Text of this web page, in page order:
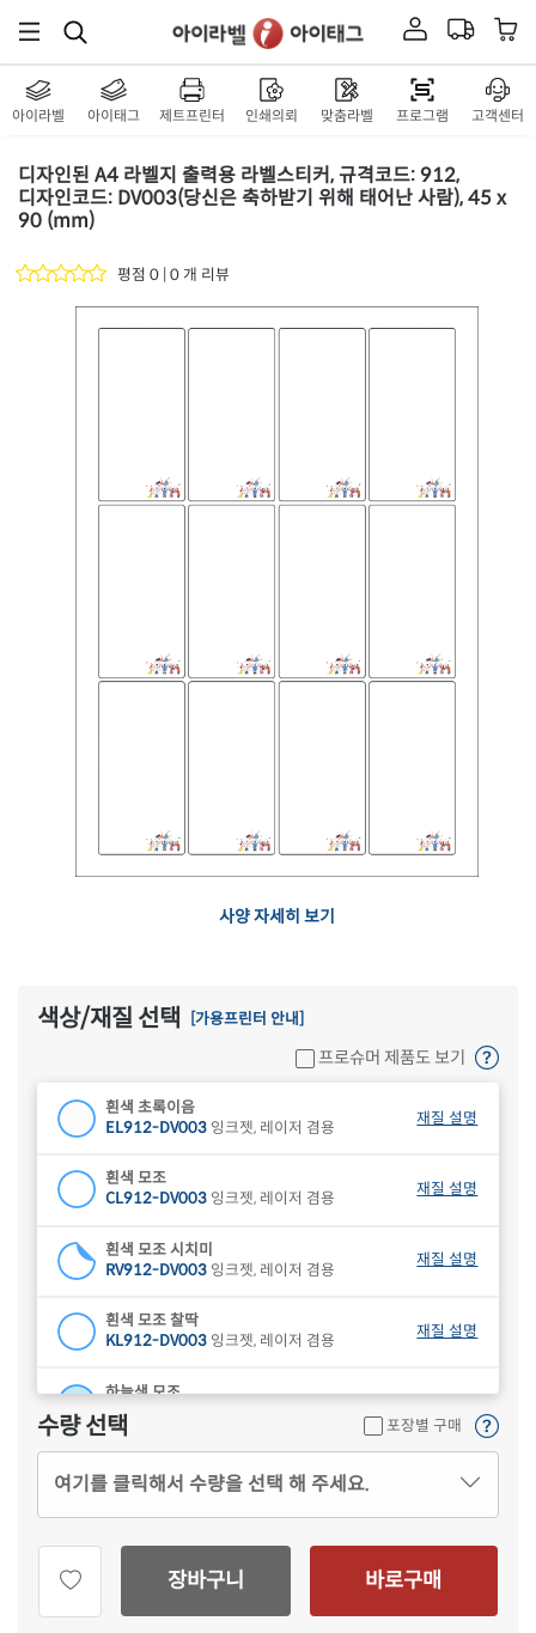
아이라벨 아이태그 제트프린터 인쇄의뢰 맞춤라벨 프로그램 고객센터
디자인된 A4 라벨지 출력용 라벨스티커, 규격코드: 912,
디자인코드: DV003(당신은 축하받기 위해 태어난 사람), 45 x
90 (mm)
평점 0 | 0 개 리뷰
사양 자세히 보기
색상/재질 선택 [가용프린터 안내]
프로슈머 제품도 보기
흰색 초록이음
EL912-DV003 잉크젯, 레이저 겸용
재질 설명
흰색 모조
CL912-DV003 잉크젯, 레이저 겸용
재질 설명
흰색 모조 시치미
RV912-DV003 잉크젯, 레이저 겸용
재질 설명
흰색 모조 찰딱
KL912-DV003 잉크젯, 레이저 겸용
재질 설명
하늘색 모조
CL912B-DV003
재질 설명
CL912G-DV003잉크젯, 레이저 겸용
재질 설명
CL912P-DV003
잉크젯, 레이저 겸용
재질 설명
재질 설명
수량 선택 포장별 구매
여기를 클릭해서 수량을 선택 해 주세요.
장바구니 바로구매